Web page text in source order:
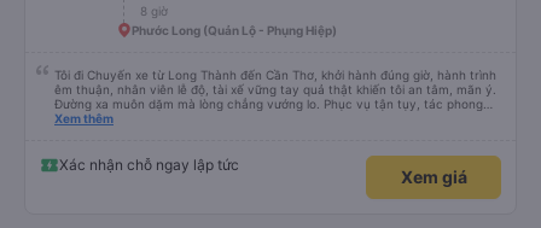
8 giờ
Phước Long (Quản Lộ - Phụng Hiệp)
Tôi đi Chuyến xe từ Long Thành đến Cần Thơ, khởi hành đúng giờ, hành trình
êm thuận, nhân viên lễ độ, tài xế vững tay quả thật khiến tôi an tâm, mãn ý.
Đường xa muôn dặm mà lòng chẳng vướng lo. Phục vụ tận tụy, tác phong
nghiêm cẩn, hiếm thấy giữa thời buổi kim tiền vội vã. Xã hội loạn đạo. Xin gửi
Xem thêm
Xác nhận chỗ ngay lập tức
Xem giá